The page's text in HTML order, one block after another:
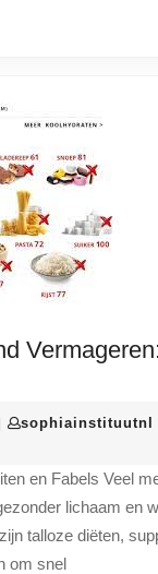
sophiainstituutnl
en Fabels Veel
lichaam en
talloze diëten,
om snel